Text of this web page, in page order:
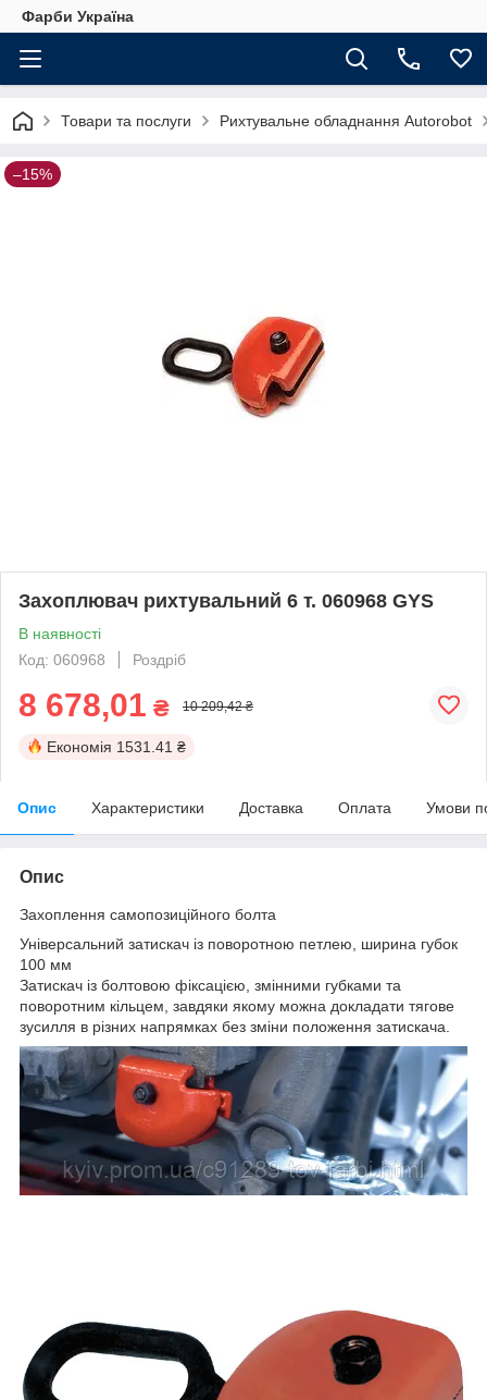
Фарби Україна
Товари та послуги Рихтувальне обладнання Autorobot
–15%
Захоплювач рихтувальний 6 т. 060968 GYS
В наявності
Код: 060968
Роздріб
8 678,01 ₴ 10 209,42 ₴
Економія 1531.41 ₴
Опис Характеристики Доставка Оплата Умови
Опис
Захоплення самопозиційного болта
Універсальний затискач із поворотною петлею, ширина губок
100 мм
Затискач із болтовою фіксацією, змінними губками та
поворотним кільцем, завдяки якому можна докладати тягове
зусилля в різних напрямках без зміни положення затискача.